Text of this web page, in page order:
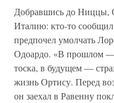
Добравшись до Ниццы,
Италию: кто-то
предпочел умолчать
Одоардо. «В прошлом
тоска, в будущем —
жизнь Ортису. Перед
он заехал в Равенну